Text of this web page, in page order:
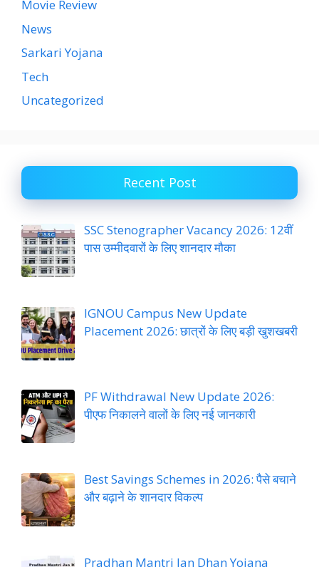
Movie Review
News
Sarkari Yojana
Tech
Uncategorized
Recent Post
SSC Stenographer Vacancy 2026: 12वीं
पास उम्मीदवारों के लिए शानदार मौका
IGNOU Campus New Update
Placement 2026: छात्रों के लिए बड़ी खुशखबरी
PF Withdrawal New Update 2026:
पीएफ निकालने वालों के लिए नई जानकारी
Best Savings Schemes in 2026: पैसे बचाने
और बढ़ाने के शानदार विकल्प
Pradhan Mantri Jan Dhan Yojana